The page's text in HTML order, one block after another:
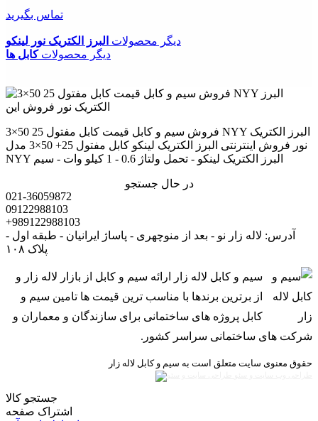
تماس بگیرید
دیگر محصولات البرز الکتریک نور لینکو
دیگر محصولاتکابل ها
فروش سیم و کابل قیمت کابل مفتول 25 50×3 NYY البرز الکتریک
نور فروش اینترنتی البرز الکتریک لینکو کابل مفتول 25+ 50×3 مدل
NYY البرز الکتریک لینکو - تحمل ولتاژ 0.6 - 1 کیلو وات - سیم
در حال جستجو
021-36059872
09122988103
+989122988103
آدرس: لاله زار نو - بعد از منوچهری - پاساژ ایرانیان - طبقه اول -
پلاک ۱۰۸
سیم و کابل لاله زار ارائه سیم و کابل از بازار لاله زار و
از برترین برندها با مناسب ترین قیمت ها تامین سیم و
کابل پروژه های ساختمانی برای سازندگان و معماران و
شرکت های ساختمانی سراسر کشور.
حقوق معنوی سایت متعلق است به سیم و کابل لاله زار
جستجو کالا
اشتراک صفحه